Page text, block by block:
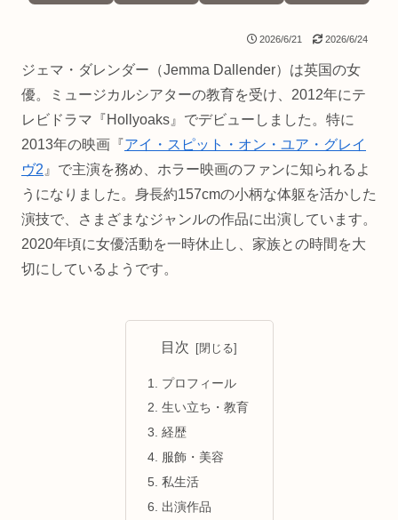
2026/6/21 2026/6/24
ジェマ・ダレンダー（Jemma Dallender）は英国の女
優。ミュージカルシアターの教育を受け、2012年にテ
レビドラマ『Hollyoaks』でデビューしました。特に
2013年の映画『アイ・スピット・オン・ユア・グレイ
ヴ2 』で主演を務め、ホラー映画のファンに知られるよ
うになりました。身長約157cmの小柄な体躯を活かした
演技で、さまざまなジャンルの作品に出演しています。
2020年頃に女優活動を一時休止し、家族との時間を大
切にしているようです。
目次
プロフィール
生い立ち・教育
経歴
服飾・美容
私生活
出演作品